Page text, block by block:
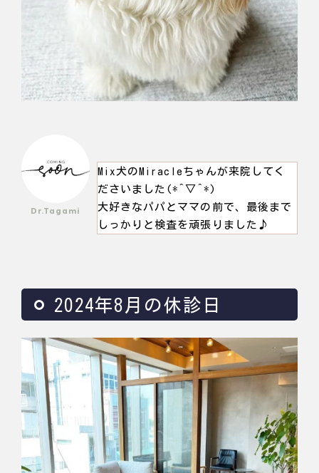
Dr.Tagami
Mix犬のMiracleちゃんが来院してく
ださいました(*^▽^*)
大好きなパパとママの前で、最後まで
しっかりと検査を頑張りました♪
2024年8月の休診日